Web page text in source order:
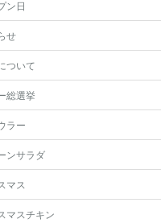
ン日
せ
ついて
総選挙
ラー
ンサラダ
マス
マスチキン